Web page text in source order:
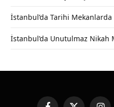
İstanbul’da Tarihi
İstanbul’da Unutulmaz Nikah